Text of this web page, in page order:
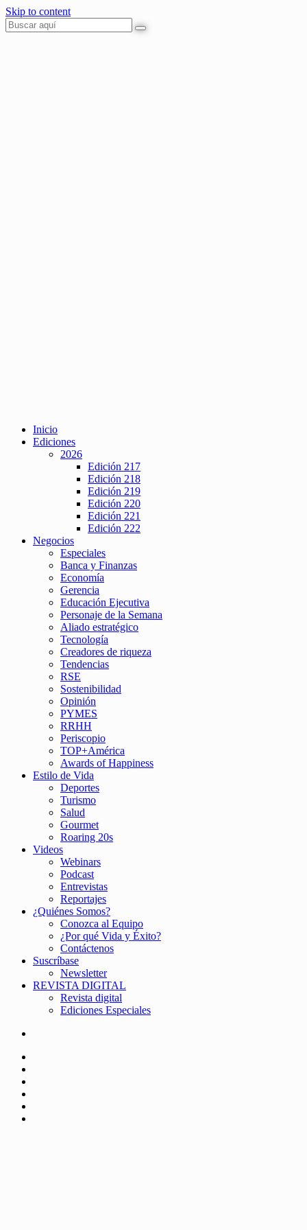
Skip to content
Inicio
Ediciones
2026
Edición 217
Edición 218
Edición 219
Edición 220
Edición 221
Edición 222
Negocios
Especiales
Banca y Finanzas
Economía
Gerencia
Educación Ejecutiva
Personaje de la Semana
Aliado estratégico
Tecnología
Creadores de riqueza
Tendencias
RSE
Sostenibilidad
Opinión
PYMES
RRHH
Periscopio
TOP+América
Awards of Happiness
Estilo de Vida
Deportes
Turismo
Salud
Gourmet
Roaring 20s
Videos
Webinars
Podcast
Entrevistas
Reportajes
¿Quiénes Somos?
Conozca al Equipo
¿Por qué Vida y Éxito?
Contáctenos
Suscríbase
Newsletter
REVISTA DIGITAL
Revista digital
Ediciones Especiales